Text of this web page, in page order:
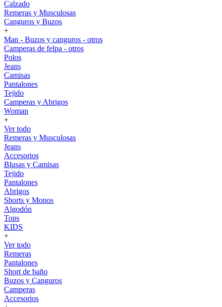
Calzado
Remeras y Musculosas
Canguros y Buzos
+
Man - Buzos y canguros - otros
Camperas de felpa - otros
Polos
Jeans
Camisas
Pantalones
Tejido
Camperas y Abrigos
Woman
+
Ver todo
Remeras y Musculosas
Jeans
Accesorios
Blusas y Camisas
Tejido
Pantalones
Abrigos
Shorts y Monos
Algodón
Tops
KIDS
+
Ver todo
Remeras
Pantalones
Short de baño
Buzos y Canguros
Camperas
Accesorios